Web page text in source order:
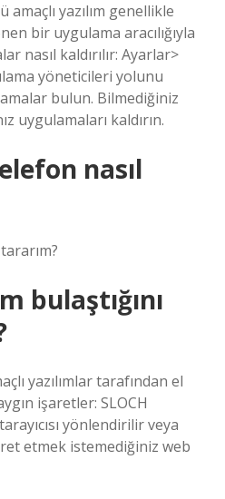
yazılım genellikle
bir uygulama aracılığıyla
nasıl kaldırılır: Ayarlar>
yöneticileri yolunu
bulun. Bilmediğiniz
uygulamaları kaldırın.
nasıl
bulaştığını
yazılımlar tarafından el
işaretler: SLOCH
yönlendirilir veya
etmek istemediğiniz web